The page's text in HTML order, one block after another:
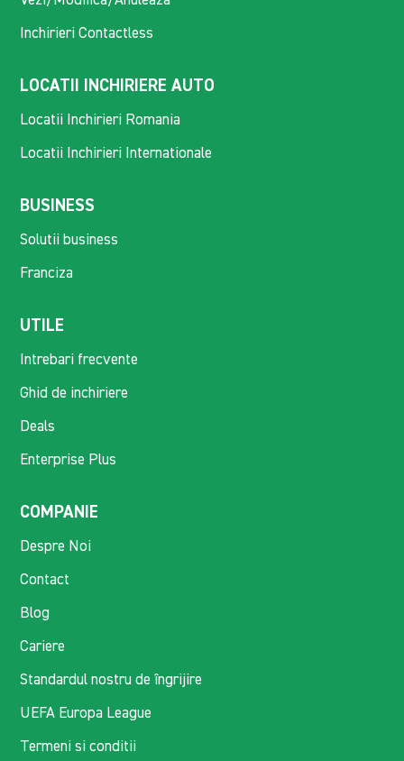
Inchirieri Contactless
LOCATII INCHIRIERE AUTO
Locatii Inchirieri Romania
Locatii Inchirieri Internationale
BUSINESS
Solutii business
Franciza
UTILE
Intrebari frecvente
Ghid de inchiriere
Deals
Enterprise Plus
COMPANIE
Despre Noi
Contact
Blog
Cariere
Standardul nostru de îngrijire
UEFA Europa League
Termeni si conditii